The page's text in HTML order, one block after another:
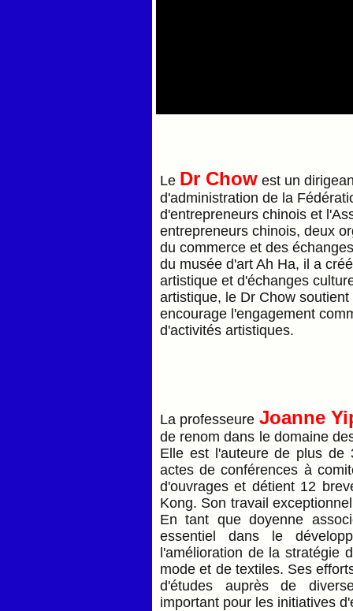
Le Dr Chow est un
d'administration de la
d'entrepreneurs chinois et
entrepreneurs chinois, deux
du commerce et des
du musée d'art Ah Ha, il a
artistique et d'échanges
artistique, le Dr Chow
encourage l'engagement
d'activités artistiques.
La professeure Joanne
de renom dans le domaine
Elle est l'auteure de plus de
actes de conférences à
d'ouvrages et détient 12
Kong. Son travail
En tant que doyenne
essentiel dans le
l'amélioration de la stratégie
mode et de textiles. Ses
d'études auprès de
important pour les initiatives